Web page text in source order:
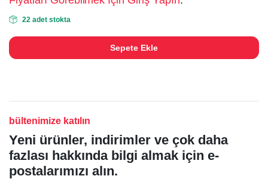
22 adet stokta
Sepete Ekle
bültenimize katılın
Yeni ürünler, indirimler ve çok daha
fazlası hakkında bilgi almak için e-
postalarımızı alın.